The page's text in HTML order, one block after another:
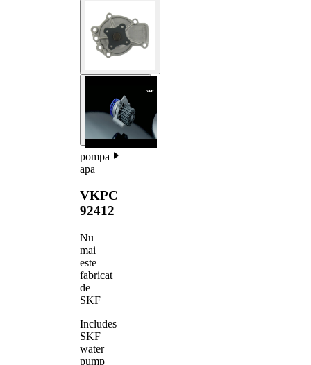
pompa
apa
VKPC
92412
Nu
mai
este
fabricat
de
SKF
Includes
SKF
water
pump